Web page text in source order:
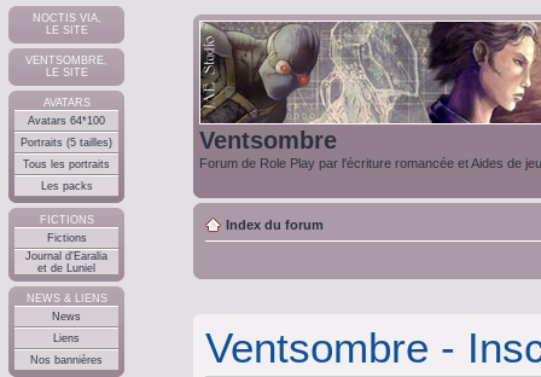
NOCTIS VIA,
LE SITE
VENTSOMBRE,
LE SITE
AVATARS
Avatars 64*100
Portraits (5 tailles)
Tous les portraits
Les packs
FICTIONS
Fictions
Journal d'Earalia
et de Luniel
NEWS & LIENS
News
Liens
Nos bannières
Ventsombre
Forum de Role Play par l'écriture romancée et Aides de
Index du forum
Ventsombre -